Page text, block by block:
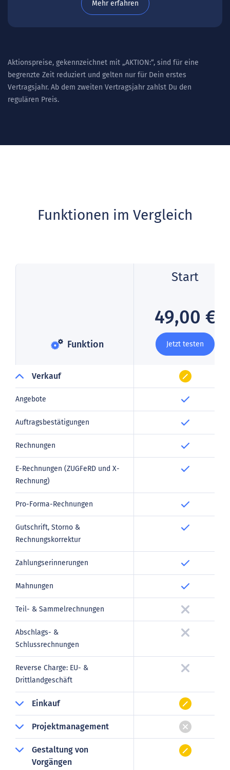
Mehr erfahren
Aktionspreise, gekennzeichnet mit „AKTION:“, sind für eine
begrenzte Zeit reduziert und gelten nur für Dein erstes
Vertragsjahr. Ab dem zweiten Vertragsjahr zahlst Du den
regulären Preis.
Funktionen im Vergleich
Funktion
Start
49,00 €
Jetzt testen
Verkauf
Angebote
Auftragsbestätigungen
Rechnungen
E-Rechnungen (ZUGFeRD und X-
Rechnung)
Pro-Forma-Rechnungen
Gutschrift, Storno &
Rechnungskorrektur
Zahlungserinnerungen
Mahnungen
Teil- & Sammelrechnungen
Abschlags- &
Schlussrechnungen
Reverse Charge: EU- &
Drittlandgeschäft
Einkauf
Projektmanagement
Gestaltung von
Vorgängen